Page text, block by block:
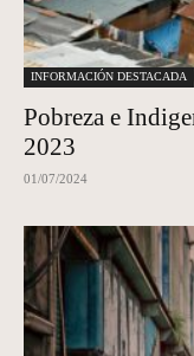
INFORMACIÓN DESTACADA
Pobreza e
2023
01/07/2024